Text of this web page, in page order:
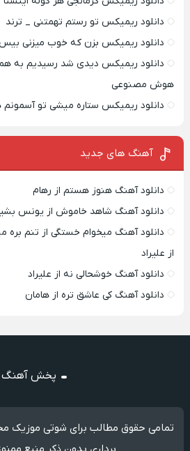
دانلود ریمیکس تو رستم تهمتنی _ ترند
دانلود ریمیکس بزن که خوب میزنی بیس
دانلود ریمیکس دیدی شد رسیدیم به
هوش مصنوعی
دانلود ریمیکس ستاره میشی تو
آهنگ های جدید
دانلود آهنگ هنوز هستم از رهام
دانلود آهنگ شاهد خاموش از یونس
دانلود آهنگ میخوام خستگی از تنم
از علیراد
دانلود آهنگ خوشحالی نه از علیراد
دانلود آهنگ کی عاشق تره از هامان
پخش آهنگ
تمامی حقوق مطالب برای شوتی موزیک